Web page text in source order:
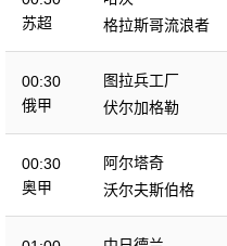
苏超
格拉斯哥流浪者
00:30
俄甲
图拉兵工厂
伏尔加格勒
00:30
奥甲
阿尔塔奇
沃尔夫斯伯格